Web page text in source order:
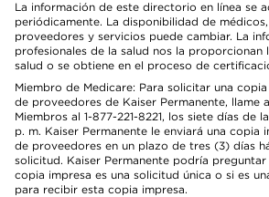
La información de este directorio en línea se
periódicamente. La disponibilidad de
proveedores y servicios puede cambiar. La
profesionales de la salud nos la proporcionan
salud o se obtiene en el proceso de
Miembro de Medicare: Para solicitar una
de proveedores de Kaiser Permanente, llame
Miembros al 1-877-221-8221, los siete días de
p. m. Kaiser Permanente le enviará una copia
de proveedores en un plazo de tres (3) días
solicitud. Kaiser Permanente podría
copia impresa es una solicitud única o si es
para recibir esta copia impresa.